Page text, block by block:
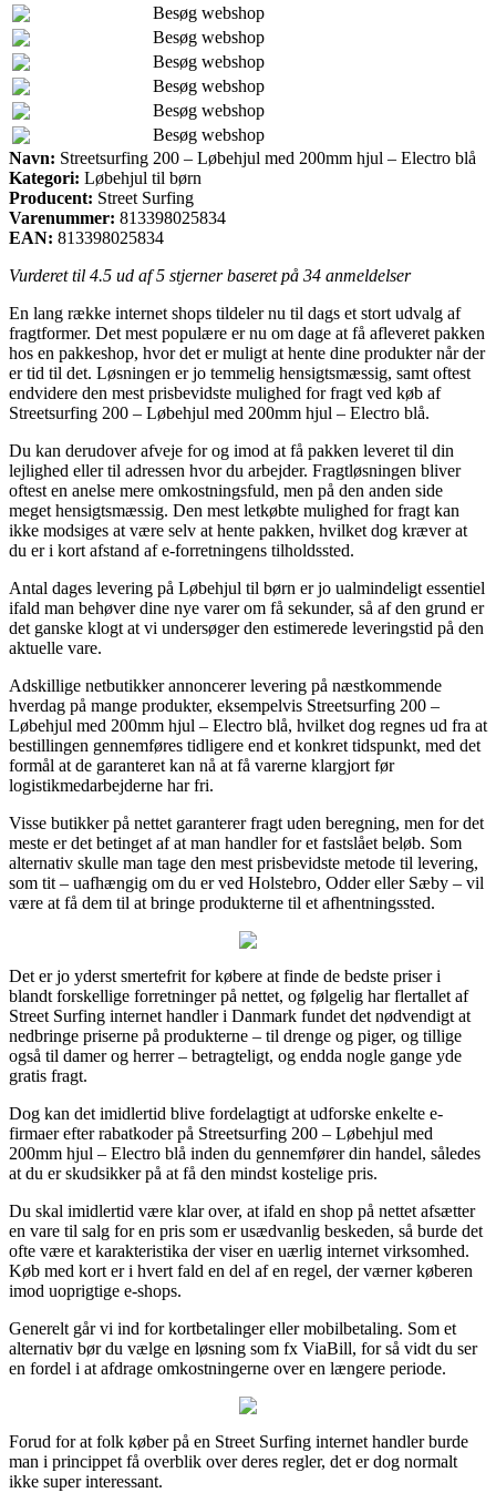
Besøg webshop
Besøg webshop
Besøg webshop
Besøg webshop
Besøg webshop
Besøg webshop
Navn: Streetsurfing 200 – Løbehjul med 200mm hjul – Electro blå
Kategori: Løbehjul til børn
Producent: Street Surfing
Varenummer: 813398025834
EAN: 813398025834
Vurderet til 4.5 ud af 5 stjerner baseret på 34 anmeldelser
En lang række internet shops tildeler nu til dags et stort udvalg af
fragtformer. Det mest populære er nu om dage at få afleveret pakken
hos en pakkeshop, hvor det er muligt at hente dine produkter når der
er tid til det. Løsningen er jo temmelig hensigtsmæssig, samt oftest
endvidere den mest prisbevidste mulighed for fragt ved køb af
Streetsurfing 200 – Løbehjul med 200mm hjul – Electro blå.
Du kan derudover afveje for og imod at få pakken leveret til din
lejlighed eller til adressen hvor du arbejder. Fragtløsningen bliver
oftest en anelse mere omkostningsfuld, men på den anden side
meget hensigtsmæssig. Den mest letkøbte mulighed for fragt kan
ikke modsiges at være selv at hente pakken, hvilket dog kræver at
du er i kort afstand af e-forretningens tilholdssted.
Antal dages levering på Løbehjul til børn er jo ualmindeligt essentiel
ifald man behøver dine nye varer om få sekunder, så af den grund er
det ganske klogt at vi undersøger den estimerede leveringstid på den
aktuelle vare.
Adskillige netbutikker annoncerer levering på næstkommende
hverdag på mange produkter, eksempelvis Streetsurfing 200 –
Løbehjul med 200mm hjul – Electro blå, hvilket dog regnes ud fra at
bestillingen gennemføres tidligere end et konkret tidspunkt, med det
formål at de garanteret kan nå at få varerne klargjort før
logistikmedarbejderne har fri.
Visse butikker på nettet garanterer fragt uden beregning, men for det
meste er det betinget af at man handler for et fastslået beløb. Som
alternativ skulle man tage den mest prisbevidste metode til levering,
som tit – uafhængig om du er ved Holstebro, Odder eller Sæby – vil
være at få dem til at bringe produkterne til et afhentningssted.
Det er jo yderst smertefrit for købere at finde de bedste priser i
blandt forskellige forretninger på nettet, og følgelig har flertallet af
Street Surfing internet handler i Danmark fundet det nødvendigt at
nedbringe priserne på produkterne – til drenge og piger, og tillige
også til damer og herrer – betragteligt, og endda nogle gange yde
gratis fragt.
Dog kan det imidlertid blive fordelagtigt at udforske enkelte e-
firmaer efter rabatkoder på Streetsurfing 200 – Løbehjul med
200mm hjul – Electro blå inden du gennemfører din handel, således
at du er skudsikker på at få den mindst kostelige pris.
Du skal imidlertid være klar over, at ifald en shop på nettet afsætter
en vare til salg for en pris som er usædvanlig beskeden, så burde det
ofte være et karakteristika der viser en uærlig internet virksomhed.
Køb med kort er i hvert fald en del af en regel, der værner køberen
imod uoprigtige e-shops.
Generelt går vi ind for kortbetalinger eller mobilbetaling. Som et
alternativ bør du vælge en løsning som fx ViaBill, for så vidt du ser
en fordel i at afdrage omkostningerne over en længere periode.
Forud for at folk køber på en Street Surfing internet handler burde
man i princippet få overblik over deres regler, det er dog normalt
ikke super interessant.